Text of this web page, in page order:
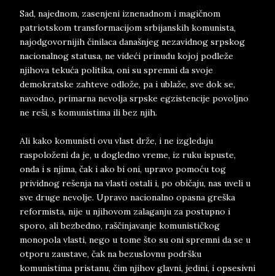
Sad, najednom, zasenjeni iznenadnom i magičnom
patriotskom transformacijom srbijanskih komunista,
najodgovornijih činilaca današnjeg nezavidnog srpskog
nacionalnog statusa, ne videći prinudu kojoj podleže
njihova tekuća politika, oni su spremni da svoje
demokratske zahteve odlože, pa i ublaže, sve dok se,
navodno, primarna nevolja srpske egzistencije povoljno
ne reši, s komunistima ili bez njih.
Ali kako komunisti ovu vlast drže, i ne izgledaju
raspoloženi da je, u dogledno vreme, iz ruku ispuste,
onda i s njima, čak i ako bi oni, upravo pomoću tog
prividnog rešenja na vlasti ostali i, po običaju, nas uveli u
sve druge nevolje. Upravo nacionalno opasna greška
reformista, nije u njihovom zalaganju za postupno i
sporo, ali bezbedno, raščinjavanje komunističkog
monopola vlasti, nego u tome što su oni spremni da se u
otporu zaustave, čak na bezuslovnu podršku
komunistima pristanu, čim njihov glavni, jedini, i opsesivni